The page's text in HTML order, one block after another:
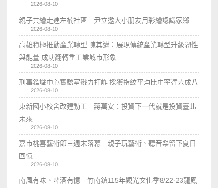
2026-08-10
親子共繪走進左楠社區 尹立邀大小朋友用彩繪認識家鄉
2026-08-10
高雄積極推動產業轉型 陳其邁：展現傳統產業轉型升級韌性
與能量 成功翻轉重工業城市形象
2026-08-10
刑事鑑識中心實驗室戮力打詐 採獲指紋平均比中率達六成八
2026-08-10
東新國小校舍改建動工 蔣萬安：投資下一代就是投資臺北
未來
2026-08-10
嘉市桃喜藝術節三週末落幕 親子玩藝術、聽音樂留下夏日
回憶
2026-08-10
南風有味、啤酒有憶 竹南鎮115年觀光文化季8/22-23龍鳳